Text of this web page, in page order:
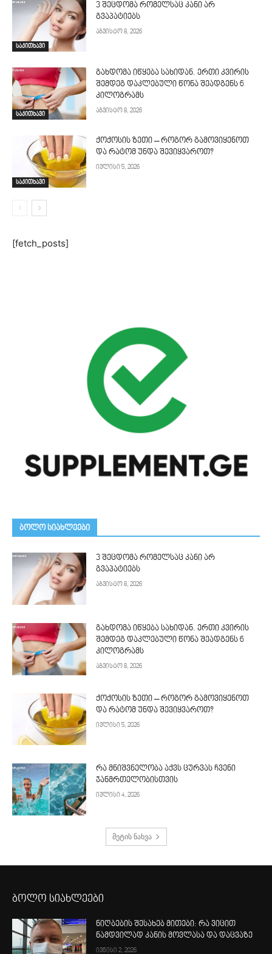
საკითხავი
3 შეცდომა რომელსაც კანი არ
გვაპატიებს
აგვისტო 8, 2026
საკითხავი
გახდომა იწყება სახიდან. ერთი კვირის
შემდეგ დაკლებული წონა შეადგენს 6
კილოგრამს
აგვისტო 8, 2026
საკითხავი
ქოქოსის ზეთი – როგორ გამოვიყენოთ
და რატომ უნდა შევიყვაროთ?
ივლისი 5, 2026
[fetch_posts]
ᲑᲝᲚᲝ ᲡᲘᲐᲮᲚᲔᲔᲑᲘ
3 შეცდომა რომელსაც კანი არ
გვაპატიებს
აგვისტო 8, 2026
გახდომა იწყება სახიდან. ერთი კვირის
შემდეგ დაკლებული წონა შეადგენს 6
კილოგრამს
აგვისტო 8, 2026
ქოქოსის ზეთი – როგორ გამოვიყენოთ
და რატომ უნდა შევიყვაროთ?
ივლისი 5, 2026
რა მნიშვნელობა აქვს ცურვას ჩვენი
ჯანმრთელობისთვის
ივლისი 4, 2026
მეტის ნახვა
ბოლო სიახლეები
ნიღბების შესახებ მითები: რა ვიცით
ნამდვილად კანის მოვლასა და დაცვაზე
ივნისი 2, 2026